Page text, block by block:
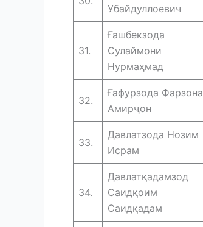
Убайдуллоевич
31.
Ғашбекзода
Сулаймони
Нурмаҳмад
32.
Ғафурзода Фарзона
Амирҷон
33.
Давлатзода Нозим
Исрам
34.
Давлатқадамзод
Саидқоим
Саидқадам